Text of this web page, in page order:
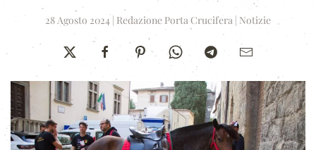
28 Agosto 2024 | Redazione Porta Crucifera | Notizie